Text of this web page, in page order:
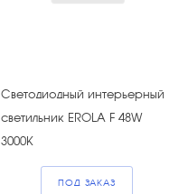
Светодиодный интерьерный
светильник EROLA F 48W
3000К
ПОД ЗАКАЗ